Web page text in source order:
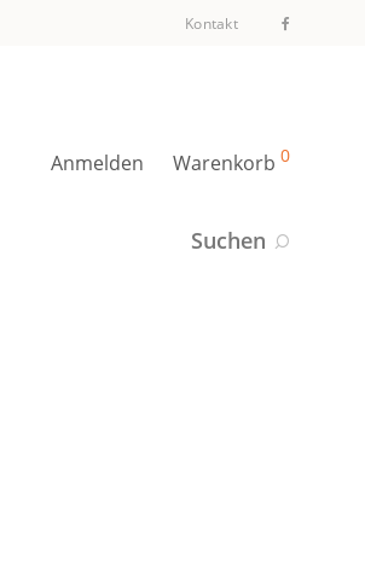
Kontakt
Anmelden Warenkorb 0
Suchen